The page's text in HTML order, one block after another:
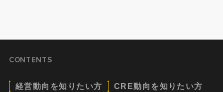
CONTENTS
経営動向を知りたい方 CRE動向を知りたい方